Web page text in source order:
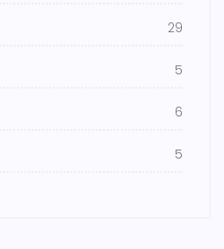
29
5
6
5